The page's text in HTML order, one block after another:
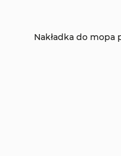
Nakładka do mopa